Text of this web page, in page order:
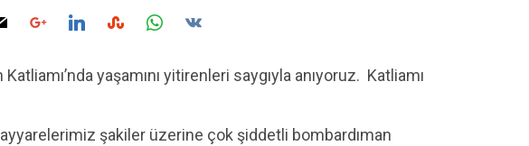
yaşamını yitirenleri saygıyla anıyoruz. Katliamı
şakiler üzerine çok şiddetli bombardıman